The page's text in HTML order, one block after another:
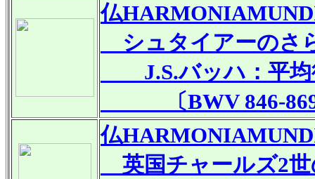
仏
シュタイアーのさ
J.S.バッハ：平均
〔BWV 846-
仏
英国チャールズ2世